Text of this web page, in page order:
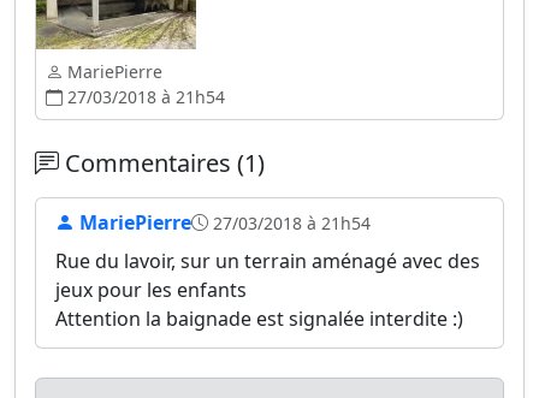
MariePierre
27/03/2018 à 21h54
Commentaires (1)
MariePierre 27/03/2018 à 21h54
Rue du lavoir, sur un terrain aménagé avec des
jeux pour les enfants
Attention la baignade est signalée interdite :)